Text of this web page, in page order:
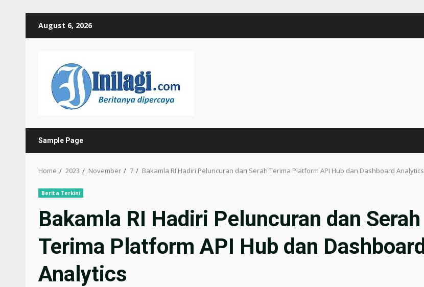
August 6, 2026
Sample Page
Home 2023 November 7 Bakamla RI Hadiri Peluncuran dan Serah Terima Platform API Hub dan Dashboard Analytics
Berita Terkini
Bakamla RI Hadiri Peluncuran dan Serah
Terima Platform API Hub dan Dashboard
Analytics